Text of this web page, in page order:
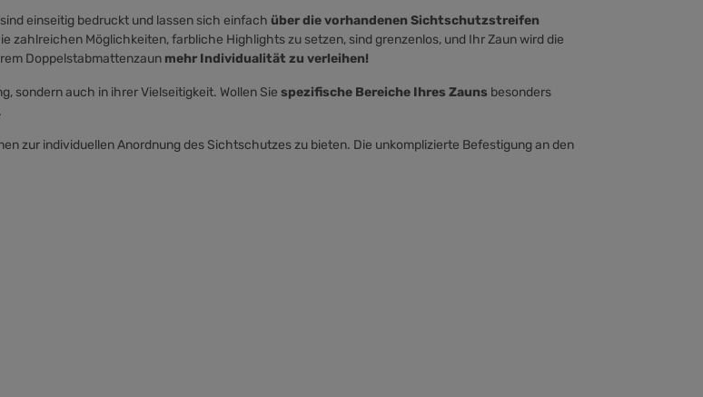
einseitig bedruckt und lassen sich einfach über die vorhandenen Sichtschutzstreifen
zahlreichen Möglichkeiten, farbliche Highlights zu setzen, sind grenzenlos, und Ihr Zaun wird die
Doppelstabmattenzaun mehr Individualität zu verleihen!
sondern auch in ihrer Vielseitigkeit. Wollen Sie spezifische Bereiche Ihres Zauns besonders
zur individuellen Anordnung des Sichtschutzes zu bieten. Die unkomplizierte Befestigung an den